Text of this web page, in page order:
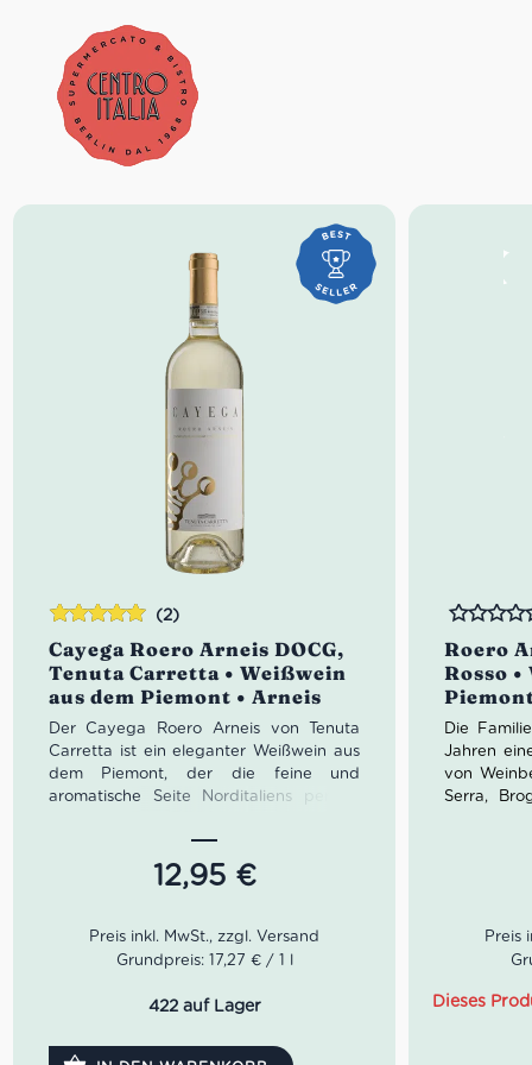
Cayega Roero Arneis DOCG,
Tenuta Carretta • Weißwein
aus dem Piemont • Arneis
(2)
Der Cayega Roero Arneis von Tenuta
Carretta ist ein eleganter Weißwein aus
dem Piemont, der die feine und
aromatische Seite Norditaliens perfekt
saftig und harmonisch mit Noten von
reifer Birne, Zitrusfrüchten und feinen
Nuancen von Walnuss und weißen
Fischgerichte und mediterrane
Sommerabende – typisch piemontesisch,
Farbe: leuchtendes Goldgelb
12,95 €
Bewertet
mit5.00von
5
Grundpreis: 17,27 € / 1 l
422 auf Lager
Roero
Rosso
Bewertet
Die
Jahren
von
Serra,
erzielt
wurde
Wein
Terroirs sein
Der
Dieses